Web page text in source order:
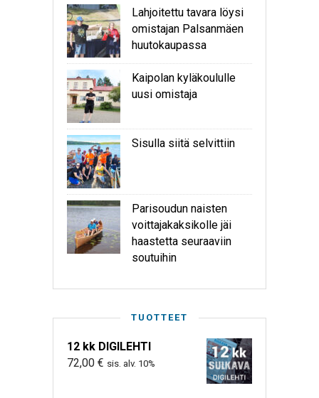
Lahjoitettu tavara löysi
omistajan Palsanmäen
huutokaupassa
Kaipolan kyläkoululle
uusi omistaja
Sisulla siitä selvittiin
Parisoudun naisten
voittajakaksikolle jäi
haastetta seuraaviin
soutuihin
TUOTTEET
12 kk DIGILEHTI
72,00 € sis. alv. 10%